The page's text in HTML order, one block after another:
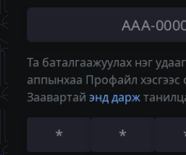
Та баталгаажуулах нэг
аппынхаа Профайл
Заавартай энд дарж